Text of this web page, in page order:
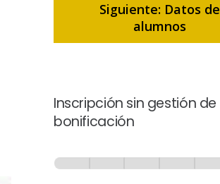
Siguiente: Datos de
alumnos
Inscripción sin gestión de
bonificación
-